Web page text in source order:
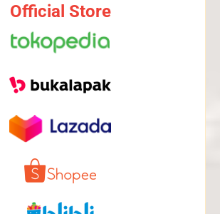
Official Store